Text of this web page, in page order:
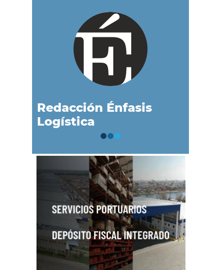
Redacción Énfasis
Logística